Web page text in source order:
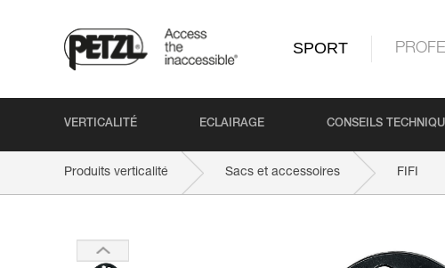
SPORT
VERTICALITÉ ECLAIRAGE CONSEILS
Produits verticalité Sacs et accessoires FIFI